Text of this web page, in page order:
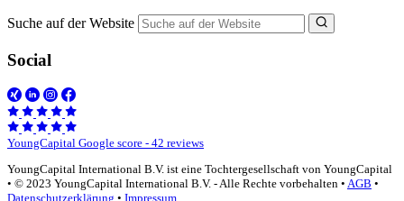
Suche auf der Website
Social
YoungCapital Google score - 42 reviews
YoungCapital International B.V. ist eine Tochtergesellschaft von YoungCapital
• © 2023 YoungCapital International B.V. - Alle Rechte vorbehalten • AGB •
Datenschutzerklärung • Impressum